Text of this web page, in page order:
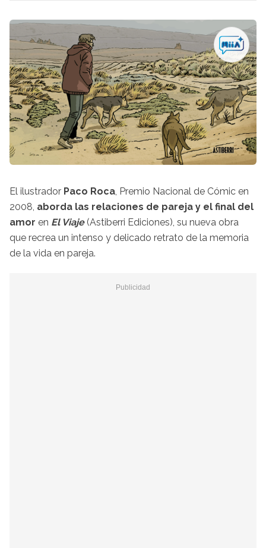
El ilustrador Paco Roca, Premio Nacional de Cómic en
2008, aborda las relaciones de pareja y el final del
amor en El Viaje (Astiberri Ediciones), su nueva obra
que recrea un intenso y delicado retrato de la memoria
de la vida en pareja.